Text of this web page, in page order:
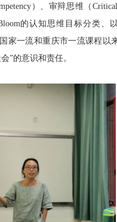
）、 审辩思维 （
的认知思维目标分类、
家一流和重庆市一流课程以
”的意识和责任。